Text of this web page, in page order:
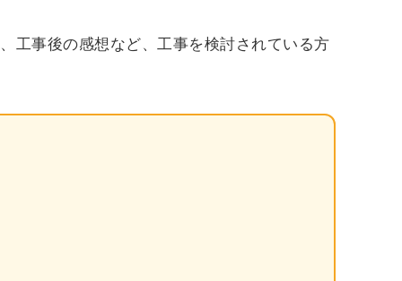
工事後の感想など、工事を検討されている方